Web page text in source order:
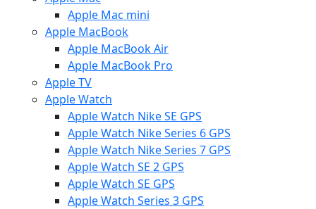
Apple Mac mini
Apple MacBook
Apple MacBook Air
Apple MacBook Pro
Apple TV
Apple Watch
Apple Watch Nike SE GPS
Apple Watch Nike Series 6 GPS
Apple Watch Nike Series 7 GPS
Apple Watch SE 2 GPS
Apple Watch SE GPS
Apple Watch Series 3 GPS